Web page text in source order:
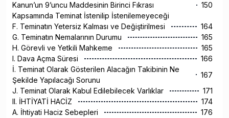
Kanun’un 9’uncu Maddesinin Birinci Fıkrası
Kapsamında Teminat İstenilip İstenilemeyeceği
150
F. Teminatın Yetersiz Kalması ve Değiştirilmesi
164
G. Teminatın Nemalarının Durumu
165
H. Görevli ve Yetkili Mahkeme
165
I. Dava Açma Süresi
166
İ. Teminat Olarak Gösterilen Alacağın Takibinin Ne
Şekilde Yapılacağı Sorunu
167
J. Teminat Olarak Kabul Edilebilecek Varlıklar
171
II. İHTİYATİ HACİZ
174
A. İhtiyati Haciz Sebepleri
176